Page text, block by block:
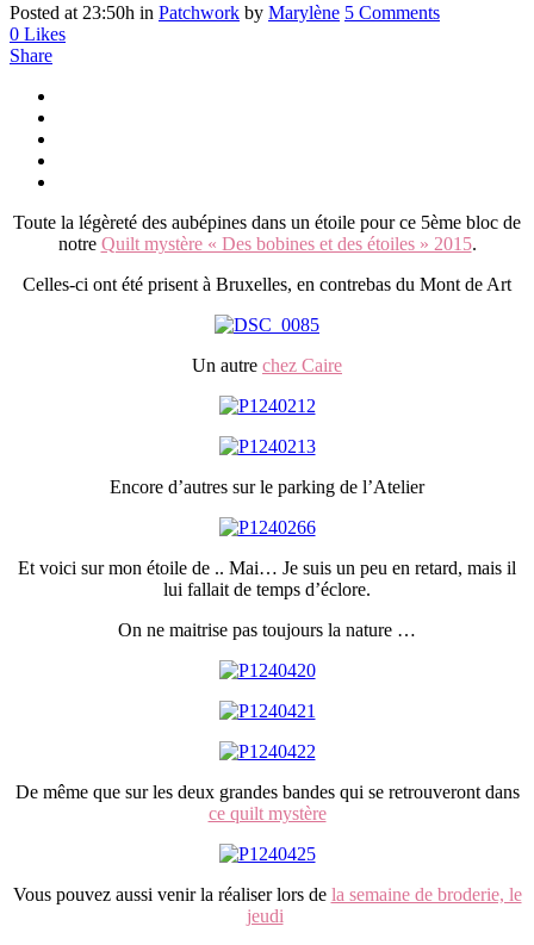
Posted at 23:50h in Patchwork by Marylène 5 Comments
0 Likes
Share
Toute la légèreté des aubépines dans un étoile pour ce 5ème bloc de
notre Quilt mystère « Des bobines et des étoiles » 2015.
Celles-ci ont été prisent à Bruxelles, en contrebas du Mont de Art
Un autre chez Caire
Encore d’autres sur le parking de l’Atelier
Et voici sur mon étoile de .. Mai… Je suis un peu en retard, mais il
lui fallait de temps d’éclore.
On ne maitrise pas toujours la nature …
De même que sur les deux grandes bandes qui se retrouveront dans
ce quilt mystère
Vous pouvez aussi venir la réaliser lors de la semaine de broderie, le
jeudi